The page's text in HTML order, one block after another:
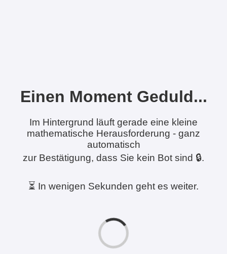
Einen Moment Geduld...
Im Hintergrund läuft gerade eine kleine
mathematische Herausforderung - ganz
automatisch
zur Bestätigung, dass Sie kein Bot sind 🔒.
⏳ In wenigen Sekunden geht es weiter.